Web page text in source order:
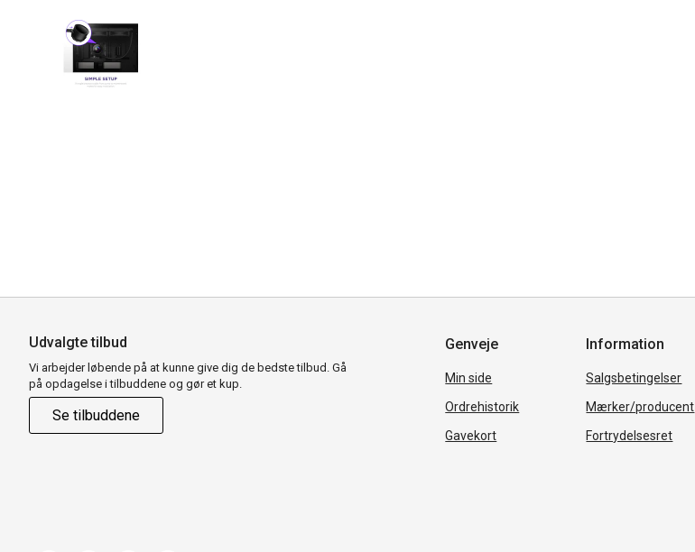
Udvalgte tilbud
Vi arbejder løbende på at kunne give dig de bedste tilbud. Gå
på opdagelse i tilbuddene og gør et kup.
Se tilbuddene
Genveje
Min side
Ordrehistorik
Gavekort
Information
Salgsbetingelser
Mærker/producent
Fortrydelsesret